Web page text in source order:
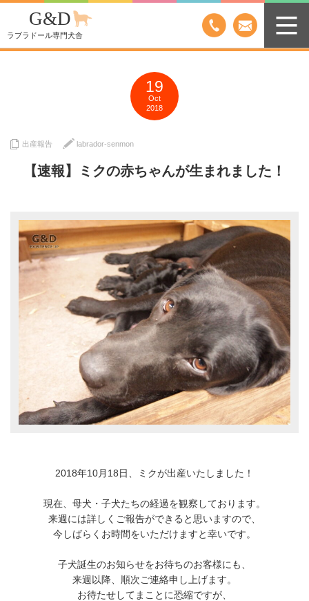
G&D
ラブラドール専門犬舎
19
Oct
2018
出産報告 labrador-senmon
【速報】ミクの赤ちゃんが生まれました！
2018年10月18日、ミクが出産いたしました！
現在、母犬・子犬たちの経過を観察しております。
来週には詳しくご報告ができると思いますので、
今しばらくお時間をいただけますと幸いです。
子犬誕生のお知らせをお待ちのお客様にも、
来週以降、順次ご連絡申し上げます。
お待たせしてまことに恐縮ですが、